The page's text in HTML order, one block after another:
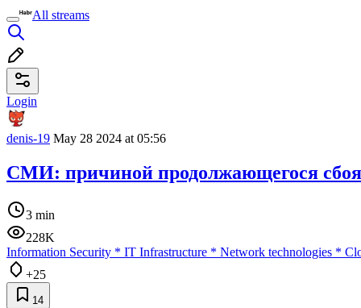
All streams
Login
denis-19 May 28 2024 at 05:56
СМИ: причиной продолжающегося
3 min
228K
Information Security * IT Infrastructure * Network technologies *
+25
14